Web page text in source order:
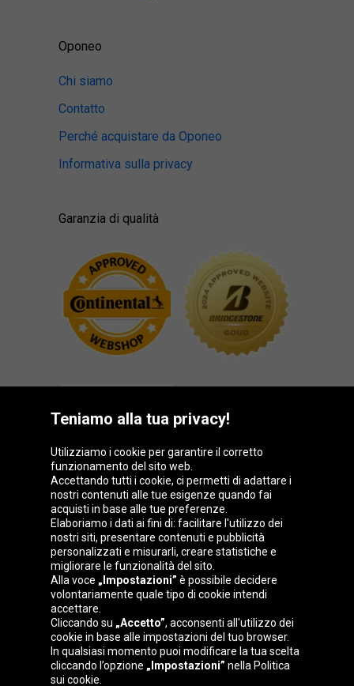
Oponeo
Chi siamo
Contatto
Perché acquistare da Oponeo
Informativa sulla privacy
Garanzia di qualità
Gruppo Oponeo
Belgique
Česká
republika
Deutschland Éire
España
Österreich
Teniamo alla tua privacy!
Utilizziamo i cookie per garantire il corretto
funzionamento del sito web.
Accettando tutti i cookie, ci permetti di adattare i
nostri contenuti alle tue esigenze quando fai
acquisti in base alle tue preferenze.
Elaboriamo i dati ai fini di: facilitare l'utilizzo dei
nostri siti, presentare contenuti e pubblicità
personalizzati e misurarli, creare statistiche e
migliorare le funzionalità del sito.
Alla voce „Impostazioni” è possibile decidere
volontariamente quale tipo di cookie intendi
accettare.
Cliccando su „Accetto”, acconsenti all'utilizzo dei
cookie in base alle impostazioni del tuo browser.
In qualsiasi momento puoi modificare la tua scelta
cliccando l’opzione „Impostazioni” nella Politica
sui cookie.